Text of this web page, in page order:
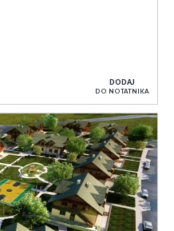
DODAJ
DO NOTATNIKA